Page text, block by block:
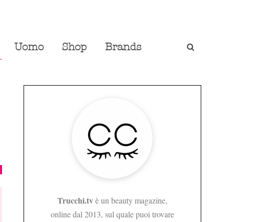
Uomo Shop Brands
Trucchi.tvè un beauty magazine,
online dal 2013, sul quale puoi trovare